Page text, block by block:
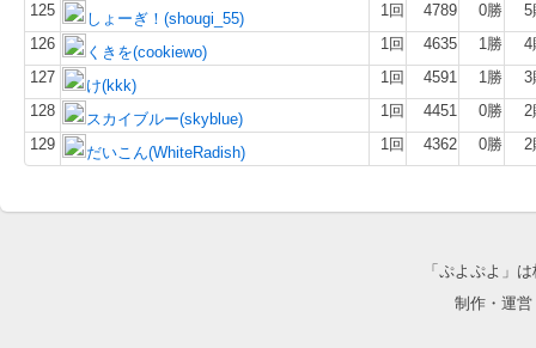
125
しょーぎ！(shougi_55) 1回 4789 0勝
5
126
くきを(cookiewo) 1回 4635 1勝
4
127
け(kkk) 1回 4591 1勝
3
128
スカイブルー(skyblue) 1回 4451 0勝
2
129
だいこん(WhiteRadish) 1回 4362 0勝 2
「ぷよぷよ」
制作・運営